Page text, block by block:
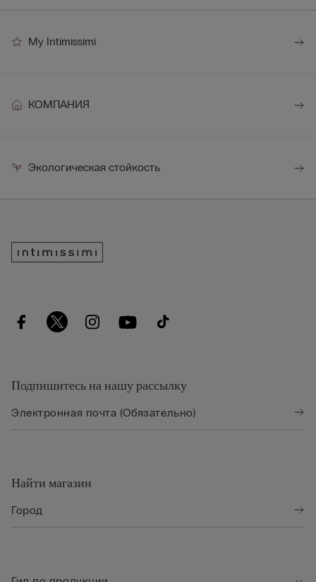
My Intimissimi
КОМПАНИЯ
Экологическая стойкость
Подпишитесь на нашу рассылку
Найти магазин